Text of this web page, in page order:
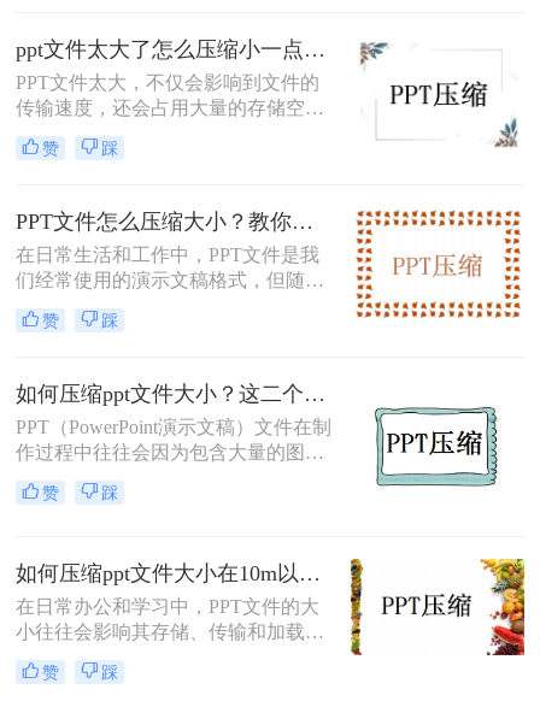
文件，以确保其大小在50M以内呢？
本文将为您提供一些实用的方法和技
巧。
ppt文件太大了怎么压缩小一点？这三种方法轻松解决！
​PPT文件太大，不仅会影响到文件的
传输速度，还会占用大量的存储空
间。为了解决这个问题，我们可以使
用一些方法来压缩PPT文件，使其变
见的ppt文件太大了怎么压缩小一点方
法，帮助您轻松地将文件大小缩小。
赞 踩
PPT文件怎么压缩大小？教你几个PPT压缩方法！
在日常生活和工作中，PPT文件是我
们经常使用的演示文稿格式，但随着
内容的丰富和多媒体元素的增加，
PPT文件的大小往往会变得相当庞
会影响文件的传输速度和分享便利
性。因此，掌握PPT文件的压缩方法
显得尤为重要。那么PPT文件怎么压
缩大小呢？本文将详细介绍几种常见
的PPT文件压缩方法，帮助您轻松减
小文件体积。
赞 踩
如何压缩ppt文件大小？这二个压缩方法轻松搞定！
PPT（PowerPoint演示文稿）文件在制
作过程中往往会因为包含大量的图
片、视频和动画等元素而变得庞大，
这不仅会占用大量的存储空间，还会
作。那么如何压缩ppt文件大小呢？本
文将介绍两种压缩PPT文件大小的方
法。
赞 踩
如何压缩ppt文件大小在10m以内？这三个方法帮你解决问题！
在日常办公和学习中，PPT文件的大
小往往会影响其存储、传输和加载速
度。将PPT文件压缩到10M以内，不
仅可以节省存储空间，还能提高文件
赞 踩